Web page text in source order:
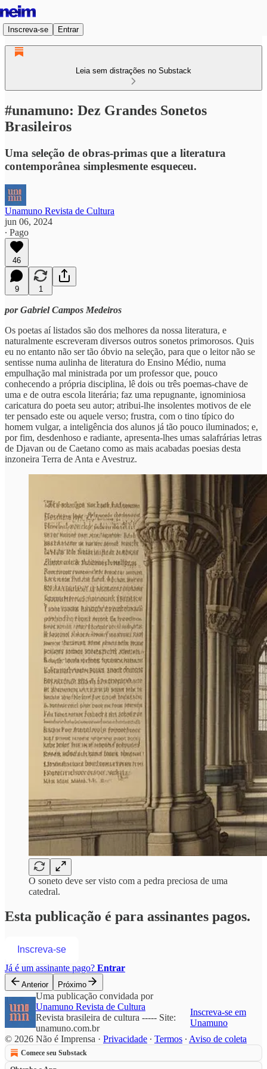
Inscreva-se Entrar
Leia sem distrações no Substack
#unamuno: Dez Grandes Sonetos
Brasileiros
Uma seleção de obras-primas que a literatura
contemporânea simplesmente esqueceu.
Unamuno Revista de Cultura
jun 06, 2024
∙ Pago
46
9 1
por Gabriel Campos Medeiros
Os poetas aí listados são dos melhores da nossa literatura, e
naturalmente escreveram diversos outros sonetos primorosos. Quis
eu no entanto não ser tão óbvio na seleção, para que o leitor não se
sentisse numa aulinha de literatura do Ensino Médio, numa
empulhação mal ministrada por um professor que, pouco
conhecendo a própria disciplina, lê dois ou três poemas-chave de
uma e de outra escola literária; faz uma repugnante, ignominiosa
caricatura do poeta seu autor; atribui-lhe insolentes motivos de ele
ter pensado este ou aquele verso; frustra, com o tino típico do
homem vulgar, a inteligência dos alunos já tão pouco iluminados; e,
por fim, desdenhoso e radiante, apresenta-lhes umas salafrárias letras
de Djavan ou de Caetano como as mais acabadas poesias desta
inzoneira Terra de Anta e Avestruz.
O soneto deve ser visto com a pedra preciosa de uma
catedral.
Esta publicação é para assinantes pagos.
Inscreva-se
Já é um assinante pago? Entrar
Anterior Próximo
Uma publicação convidada por
Unamuno Revista de Cultura
Revista brasileira de cultura ----- Site:
unamuno.com.br
Inscreva-se em
Unamuno
© 2026 Não é Imprensa · Privacidade ∙ Termos ∙ Aviso de coleta
Comece seu Substack